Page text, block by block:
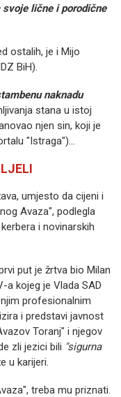
lične i porodične
ostalih, je i Mijo
BiH).
naknadu
stana u istoj
njen sin, koji je
"Istraga")...
umjesto da cijeni i
Avaza", podlegla
i novinarskih
put je žrtva bio Milan
a kojeg je Vlada SAD
profesionalnim
i predstavi javnost
Toranj" i njegov
zli jezici bili "sigurna
u karijeri.
treba mu priznati.